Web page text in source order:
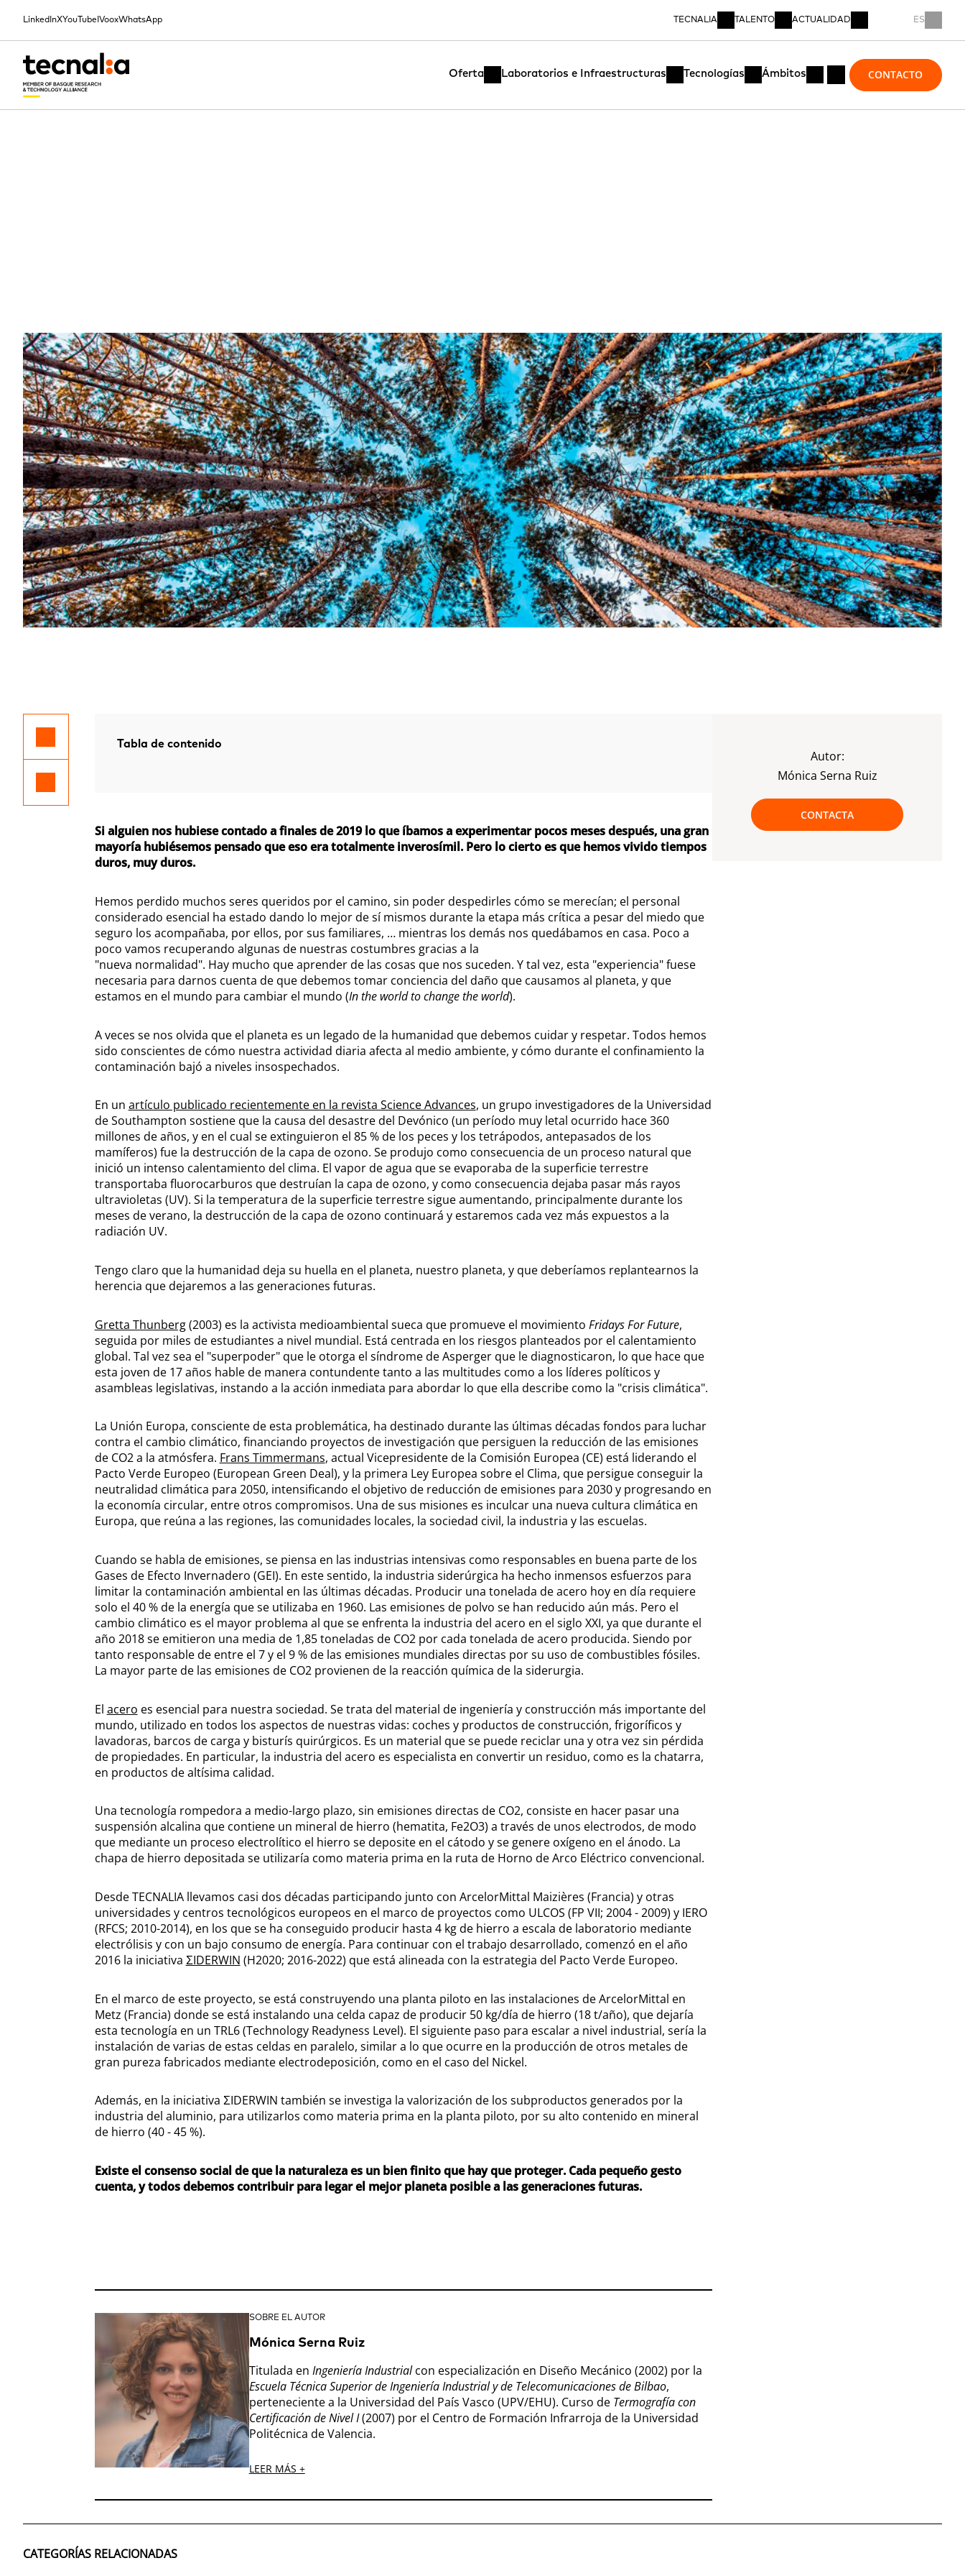
LinkedInXYouTube IVooxWhatsApp TECNALIA TALENTO ACTUALIDAD ES
Oferta Laboratorios e Infraestructuras Tecnologías Ámbitos CONTACTO
Idioma:Español
Tabla de contenido
Si alguien nos hubiese contado a finales de 2019 lo que íbamos a experimentar pocos meses después, una gran
mayoría hubiésemos pensado que eso era totalmente inverosímil. Pero lo cierto es que hemos vivido tiempos
duros, muy duros.
Hemos perdido muchos seres queridos por el camino, sin poder despedirles cómo se merecían; el personal
considerado esencial ha estado dando lo mejor de sí mismos durante la etapa más crítica a pesar del miedo que
seguro los acompañaba, por ellos, por sus familiares, … mientras los demás nos quedábamos en casa. Poco a
poco vamos recuperando algunas de nuestras costumbres gracias a la
"nueva normalidad". Hay mucho que aprender de las cosas que nos suceden. Y tal vez, esta "experiencia" fuese
necesaria para darnos cuenta de que debemos tomar conciencia del daño que causamos al planeta, y que
estamos en el mundo para cambiar el mundo (In the world to change the world).
A veces se nos olvida que el planeta es un legado de la humanidad que debemos cuidar y respetar. Todos hemos
sido conscientes de cómo nuestra actividad diaria afecta al medio ambiente, y cómo durante el confinamiento la
contaminación bajó a niveles insospechados.
En un artículo publicado recientemente en la revista Science Advances, un grupo investigadores de la Universidad
de Southampton sostiene que la causa del desastre del Devónico (un período muy letal ocurrido hace 360
millones de años, y en el cual se extinguieron el 85 % de los peces y los tetrápodos, antepasados de los
mamíferos) fue la destrucción de la capa de ozono. Se produjo como consecuencia de un proceso natural que
inició un intenso calentamiento del clima. El vapor de agua que se evaporaba de la superficie terrestre
transportaba fluorocarburos que destruían la capa de ozono, y como consecuencia dejaba pasar más rayos
ultravioletas (UV). Si la temperatura de la superficie terrestre sigue aumentando, principalmente durante los
meses de verano, la destrucción de la capa de ozono continuará y estaremos cada vez más expuestos a la
radiación UV.
Tengo claro que la humanidad deja su huella en el planeta, nuestro planeta, y que deberíamos replantearnos la
herencia que dejaremos a las generaciones futuras.
Gretta Thunberg(2003) es la activista medioambiental sueca que promueve el movimiento Fridays For Future,
seguida por miles de estudiantes a nivel mundial. Está centrada en los riesgos planteados por el calentamiento
global. Tal vez sea el "superpoder" que le otorga el síndrome de Asperger que le diagnosticaron, lo que hace que
esta joven de 17 años hable de manera contundente tanto a las multitudes como a los líderes políticos y
asambleas legislativas, instando a la acción inmediata para abordar lo que ella describe como la "crisis climática".
La Unión Europa, consciente de esta problemática, ha destinado durante las últimas décadas fondos para luchar
contra el cambio climático, financiando proyectos de investigación que persiguen la reducción de las emisiones
de CO2 a la atmósfera. Frans Timmermans, actual Vicepresidente de la Comisión Europea (CE) está liderando el
Pacto Verde Europeo (European Green Deal), y la primera Ley Europea sobre el Clima, que persigue conseguir la
neutralidad climática para 2050, intensificando el objetivo de reducción de emisiones para 2030 y progresando en
la economía circular, entre otros compromisos. Una de sus misiones es inculcar una nueva cultura climática en
Europa, que reúna a las regiones, las comunidades locales, la sociedad civil, la industria y las escuelas.
Cuando se habla de emisiones, se piensa en las industrias intensivas como responsables en buena parte de los
Gases de Efecto Invernadero (GEI). En este sentido, la industria siderúrgica ha hecho inmensos esfuerzos para
limitar la contaminación ambiental en las últimas décadas. Producir una tonelada de acero hoy en día requiere
solo el 40 % de la energía que se utilizaba en 1960. Las emisiones de polvo se han reducido aún más. Pero el
cambio climático es el mayor problema al que se enfrenta la industria del acero en el siglo XXI, ya que durante el
año 2018 se emitieron una media de 1,85 toneladas de CO2 por cada tonelada de acero producida. Siendo por
tanto responsable de entre el 7 y el 9 % de las emisiones mundiales directas por su uso de combustibles fósiles.
La mayor parte de las emisiones de CO2 provienen de la reacción química de la siderurgia.
El acero es esencial para nuestra sociedad. Se trata del material de ingeniería y construcción más importante del
mundo, utilizado en todos los aspectos de nuestras vidas: coches y productos de construcción, frigoríficos y
lavadoras, barcos de carga y bisturís quirúrgicos. Es un material que se puede reciclar una y otra vez sin pérdida
de propiedades. En particular, la industria del acero es especialista en convertir un residuo, como es la chatarra,
en productos de altísima calidad.
Una tecnología rompedora a medio-largo plazo, sin emisiones directas de CO2, consiste en hacer pasar una
suspensión alcalina que contiene un mineral de hierro (hematita, Fe2O3) a través de unos electrodos, de modo
que mediante un proceso electrolítico el hierro se deposite en el cátodo y se genere oxígeno en el ánodo. La
chapa de hierro depositada se utilizaría como materia prima en la ruta de Horno de Arco Eléctrico convencional.
Desde TECNALIA llevamos casi dos décadas participando junto con ArcelorMittal Maizières (Francia) y otras
universidades y centros tecnológicos europeos en el marco de proyectos como ULCOS (FP VII; 2004 - 2009) y IERO
(RFCS; 2010-2014), en los que se ha conseguido producir hasta 4 kg de hierro a escala de laboratorio mediante
electrólisis y con un bajo consumo de energía. Para continuar con el trabajo desarrollado, comenzó en el año
2016 la iniciativa ΣIDERWIN (H2020; 2016-2022) que está alineada con la estrategia del Pacto Verde Europeo.
En el marco de este proyecto, se está construyendo una planta piloto en las instalaciones de ArcelorMittal en
Metz (Francia) donde se está instalando una celda capaz de producir 50 kg/día de hierro (18 t/año), que dejaría
esta tecnología en un TRL6 (Technology Readyness Level). El siguiente paso para escalar a nivel industrial, sería la
instalación de varias de estas celdas en paralelo, similar a lo que ocurre en la producción de otros metales de
gran pureza fabricados mediante electrodeposición, como en el caso del Nickel.
Además, en la iniciativa ΣIDERWIN también se investiga la valorización de los subproductos generados por la
industria del aluminio, para utilizarlos como materia prima en la planta piloto, por su alto contenido en mineral
de hierro (40 - 45 %).
Existe el consenso social de que la naturaleza es un bien finito que hay que proteger. Cada pequeño gesto
cuenta, y todos debemos contribuir para legar el mejor planeta posible a las generaciones futuras.
SOBRE EL AUTOR
Mónica Serna Ruiz
Titulada en Ingeniería Industrialcon especialización en Diseño Mecánico (2002) por la
Escuela Técnica Superior de Ingeniería Industrial y de Telecomunicaciones de Bilbao,
perteneciente a la Universidad del País Vasco (UPV/EHU). Curso de Termografía con
Certificación de Nivel I(2007) por el Centro de Formación Infrarroja de la Universidad
Politécnica de Valencia.
LEER MÁS +
Autor:
Mónica Serna Ruiz
CONTACTA
CATEGORÍAS RELACIONADAS